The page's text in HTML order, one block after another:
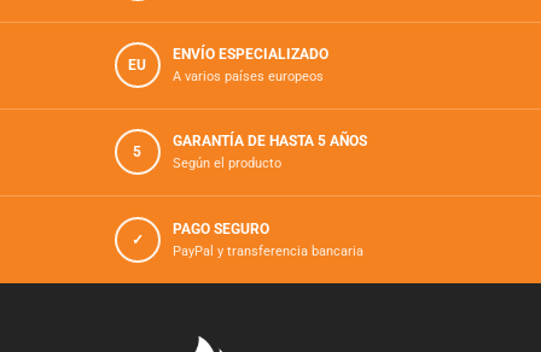
EU
ENVÍO ESPECIALIZADO
A varios países europeos
5
GARANTÍA DE HASTA 5 AÑOS
Según el producto
✓
PAGO SEGURO
PayPal y transferencia bancaria